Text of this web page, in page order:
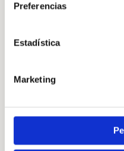
Preferencias
Estadística
Marketing
Conservatieve
90% van de gevallen van
behandeling, mits deze
Clínica San Román
behandelprotocol: